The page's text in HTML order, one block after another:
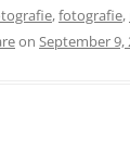
,fotografie,
on September 9,